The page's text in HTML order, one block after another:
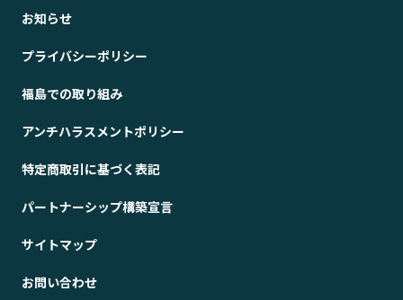
お知らせ
プライバシーポリシー
福島での取り組み
アンチハラスメントポリシー
特定商取引に基づく表記
パートナーシップ構築宣言
サイトマップ
お問い合わせ